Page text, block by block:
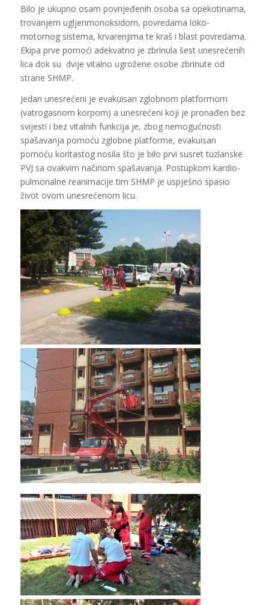
Bilo je ukupno osam povrijeđenih osoba sa opekotinama,
trovanjem ugljenmonoksidom, povredama loko-
motornog sistema, krvarenjima te kraš i blast povredama.
Ekipa prve pomoći adekvatno je zbrinula šest unesrećenih
lica dok su dvije vitalno ugrožene osobe zbrinute od
strane SHMP.
Jedan unesrećeni je evakuisan zglobnom platformom
(vatrogasnom korpom) a unesrećeni koji je pronađen bez
svijesti i bez vitalnih funkcija je, zbog nemogućnosti
spašavanja pomoću zglobne platforme, evakuisan
pomoću koritastog nosila što je bilo prvi susret tuzlanske
PVJ sa ovakvim načinom spašavanja. Postupkom kardio-
pulmonalne reanimacije tim SHMP je uspješno spasio
život ovom unesrećenom licu.